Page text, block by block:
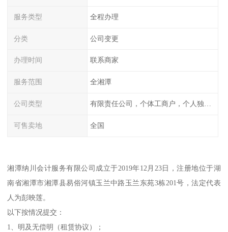
服务类型 全程办理
分类 公司变更
办理时间 联系商家
服务范围 全湘潭
公司类型
可售卖地 全国
湘潭纳川会计服务有限公司成立于2019年12月23日，注册地位于湖
南省湘潭市湘潭县易俗河镇玉兰中路玉兰东苑3栋201号，法定代表
人为彭映莲。
以下按情况提交：
1、明及无偿明（租赁协议）；